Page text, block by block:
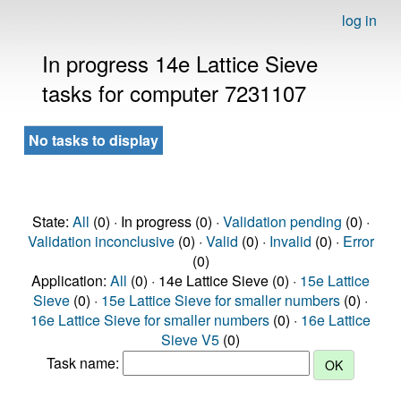
log in
In progress 14e Lattice Sieve
tasks for computer 7231107
No tasks to display
State: All (0) · In progress (0) · Validation pending (0) ·
Validation inconclusive(0) · Valid (0) · Invalid (0) · Error
(0)
Application: All (0) · 14e Lattice Sieve (0) · 15e Lattice
Sieve (0) · 15e Lattice Sieve for smaller numbers (0) ·
16e Lattice Sieve for smaller numbers (0) · 16e Lattice
Sieve V5 (0)
Task name: